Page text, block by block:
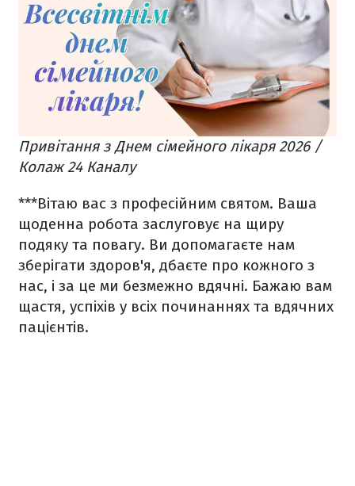
Привітання з Днем сімейного лікаря 2026 /
Колаж 24 Каналу
***Вітаю вас з професійним святом. Ваша
щоденна робота заслуговує на щиру
подяку та повагу. Ви допомагаєте нам
зберігати здоров'я, дбаєте про кожного з
нас, і за це ми безмежно вдячні. Бажаю вам
щастя, успіхів у всіх починаннях та вдячних
пацієнтів.